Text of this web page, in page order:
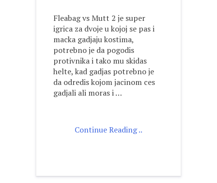
Fleabag vs Mutt 2 je super
igrica za dvoje u kojoj se pas i
macka gadjaju kostima,
potrebno je da pogodis
protivnika i tako mu skidas
helte, kad gadjas potrebno je
da odredis kojom jacinom ces
gadjali ali moras i …
Continue Reading ..